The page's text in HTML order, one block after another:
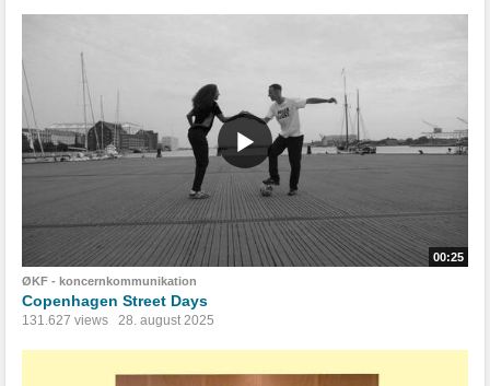
00:25
ØKF - koncernkommunikation
Copenhagen Street Days
131.627 views 28. august 2025